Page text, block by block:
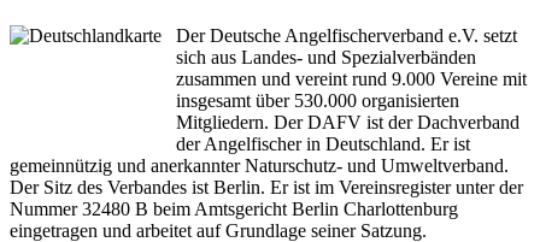
Der Deutsche Angelfischerverband e.V. setzt
sich aus Landes- und Spezialverbänden
zusammen und vereint rund 9.000 Vereine mit
insgesamt über 530.000 organisierten
Mitgliedern. Der DAFV ist der Dachverband
der Angelfischer in Deutschland. Er ist
gemeinnützig und anerkannter Naturschutz- und Umweltverband.
Der Sitz des Verbandes ist Berlin. Er ist im Vereinsregister unter der
Nummer 32480 B beim Amtsgericht Berlin Charlottenburg
eingetragen und arbeitet auf Grundlage seiner Satzung.